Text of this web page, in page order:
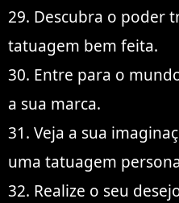
29. Descubra o poder
tatuagem bem feita.
30. Entre para o
a sua marca.
31. Veja a sua
uma tatuagem
32. Realize o seu